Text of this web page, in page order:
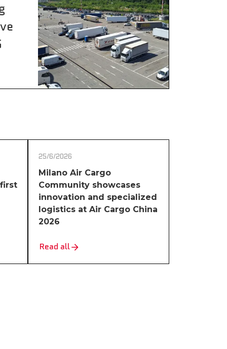
25/6/2026
Milano Air Cargo
Community showcases
innovation and specialized
logistics at Air Cargo China
2026
Read all